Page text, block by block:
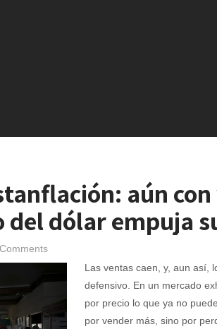
aún
del dólar empuja
Las ventas caen, y, aun así,
defensivo. En un mercado
por precio lo que ya no
por vender más, sino por